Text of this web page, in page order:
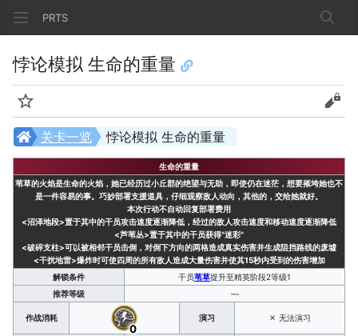
PRTS 搜索
悖论模拟 生命的重量
监视 查看
悖论模拟 生命的重量
关卡一览
生命的重量
苇草的火焰是生命的火焰，她已经历过小丘郡的绝望与无助，即使仍在迷茫，想要摧垮她也不
是一件容易的事。巧妙部署支援道具，仔细观察敌人动向，其他的，交给她就好。
本次行动不自动回复部署费用
<沼泽地段>置于其中的干员攻击速度逐渐降低，经过的敌人攻击速度和移动速度逐渐降低
<芦苇丛>置于其中的干员获得"迷彩"
<破碎支柱>可以被相邻干员击倒，对倒下方向的两格造成真实伤害并生成阻挡路线的废墟
<干扰地雷>爆炸时可使四周的所有敌人造成大量伤害并使其15秒内受到的伤害增加
解锁条件
干员苇草提升至精英阶段2等级1
推荐等级
—
作战消耗
0
演习 无法演习